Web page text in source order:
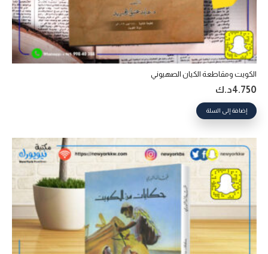
الكويت ومقاطعة الكيان الصهيوني
4.750د.ك
إضافة إلى السلة